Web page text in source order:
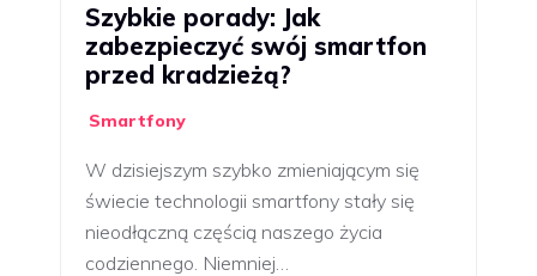
Szybkie porady: Jak
zabezpieczyć swój smartfon
przed kradzieżą?
Smartfony
W dzisiejszym szybko zmieniającym się
świecie technologii smartfony stały się
nieodłączną częścią naszego życia
codziennego. Niemniej…